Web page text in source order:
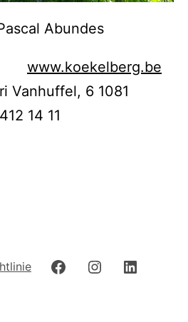
Abundes
www.koekelberg.be
6 1081
14 11